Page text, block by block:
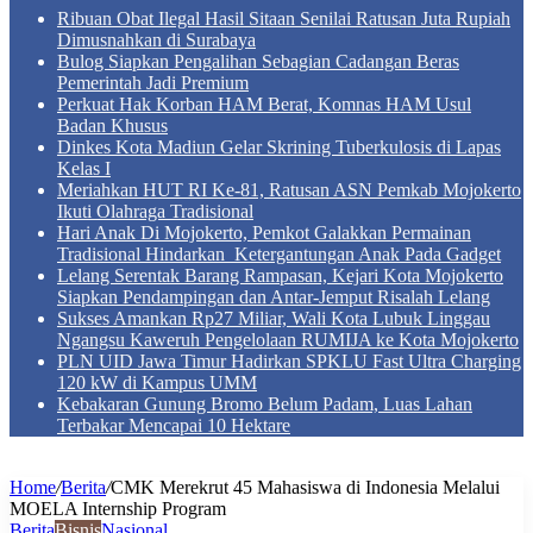
Ribuan Obat Ilegal Hasil Sitaan Senilai Ratusan Juta Rupiah
Dimusnahkan di Surabaya
Bulog Siapkan Pengalihan Sebagian Cadangan Beras
Pemerintah Jadi Premium
Perkuat Hak Korban HAM Berat, Komnas HAM Usul
Badan Khusus
Dinkes Kota Madiun Gelar Skrining Tuberkulosis di Lapas
Kelas I
Meriahkan HUT RI Ke-81, Ratusan ASN Pemkab Mojokerto
Ikuti Olahraga Tradisional
Hari Anak Di Mojokerto, Pemkot Galakkan Permainan
Tradisional Hindarkan Ketergantungan Anak Pada Gadget
Lelang Serentak Barang Rampasan, Kejari Kota Mojokerto
Siapkan Pendampingan dan Antar-Jemput Risalah Lelang
Sukses Amankan Rp27 Miliar, Wali Kota Lubuk Linggau
Ngangsu Kaweruh Pengelolaan RUMIJA ke Kota Mojokerto
PLN UID Jawa Timur Hadirkan SPKLU Fast Ultra Charging
120 kW di Kampus UMM
Kebakaran Gunung Bromo Belum Padam, Luas Lahan
Terbakar Mencapai 10 Hektare
Home/Berita/CMK Merekrut 45 Mahasiswa di Indonesia Melalui
MOELA Internship Program